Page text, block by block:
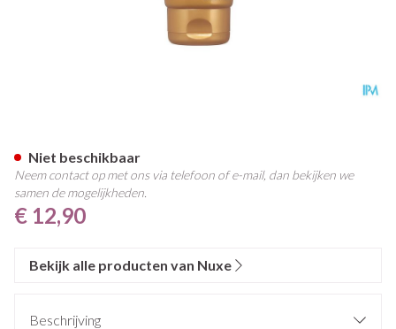
€ 12,90
Niet beschikbaar
Neem contact op met ons via telefoon of e-mail, dan bekijken we
samen de mogelijkheden.
Bekijk alle producten van Nuxe
Beschrijving